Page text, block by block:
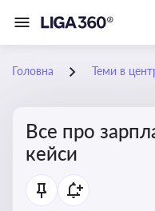
Головна Теми в
Все про
кейси